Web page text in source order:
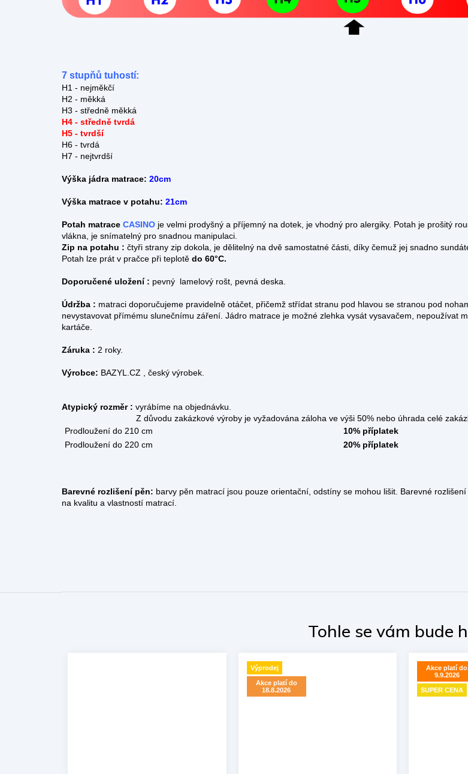
Výprodej
Akce platí do
18.8.2026
Akce platí do
9.9.2026
SUPER CENA
7 stupňů tuhostí:
H1 - nejměkčí
H2 - měkká
H3 - středně měkká
H4 - středně tvrdá
H5 - tvrdší
H6 - tvrdá
H7 - nejtvrdší
Výška jádra matrace: 20cm
Výška matrace v potahu: 21cm
Potah matrace CASINO je velmi prodyšný a příjemný na dotek, je vhodný pro alergiky. Potah je prošitý
vlákna, je snímatelný pro snadnou manipulaci.
Zip na potahu : čtyři strany zip dokola, je dělitelný na dvě samostatné části, díky čemuž jej snadno
Potah lze prát v pračce při teplotě do 60°C.
Doporučené uložení : pevný lamelový rošt, pevná deska.
Údržba : matraci doporučujeme pravidelně otáčet, přičemž střídat stranu pod hlavou se stranou pod
nevystavovat přímému slunečnímu záření. Jádro matrace je možné zlehka vysát vysavačem, nepoužívat
kartáče.
Záruka : 2 roky.
Výrobce: BAZYL.CZ , český výrobek.
Atypický rozměr : vyrábíme na objednávku.
Z důvodu zakázkové výroby je vyžadována záloha ve výši 50% nebo úhrada celé
Prodloužení do 210 cm
10% příplatek
Prodloužení do 220 cm
20% příplatek
Barevné rozlišení pěn: barvy pěn matrací jsou pouze orientační, odstíny se mohou lišit. Barevné
na kvalitu a vlastností matrací.